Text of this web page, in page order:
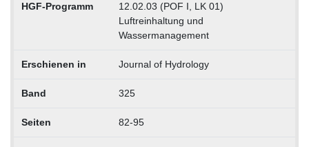
HGF-Programm
12.02.03 (POF I, LK 01)
Luftreinhaltung und
Wassermanagement
Erschienen in Journal of Hydrology
Band 325
Seiten 82-95